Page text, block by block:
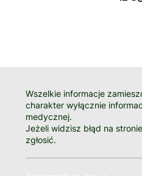
Wszelkie informacje
charakter wyłącznie
medycznej.
Jeżeli widzisz błąd na
zgłosić.